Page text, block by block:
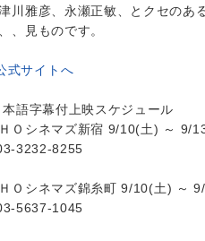
川雅彦、永瀬正敏、とクセのあ
、見ものです。
式サイトへ
語字幕付上映スケジュール
Ｏシネマズ新宿 9/10(土) ～ 9/
3232-8255
Ｏシネマズ錦糸町 9/10(土) ～
5637-1045